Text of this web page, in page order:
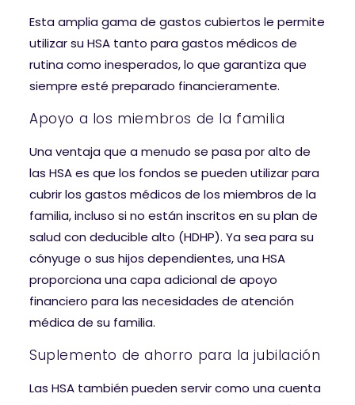
Esta amplia gama de gastos cubiertos le permite
utilizar su HSA tanto para gastos médicos de
rutina como inesperados, lo que garantiza que
siempre esté preparado financieramente.
Apoyo a los miembros de la familia
Una ventaja que a menudo se pasa por alto de
las HSA es que los fondos se pueden utilizar para
cubrir los gastos médicos de los miembros de la
familia, incluso si no están inscritos en su plan de
salud con deducible alto (HDHP). Ya sea para su
cónyuge o sus hijos dependientes, una HSA
proporciona una capa adicional de apoyo
financiero para las necesidades de atención
médica de su familia.
Suplemento de ahorro para la jubilación
Las HSA también pueden servir como una cuenta